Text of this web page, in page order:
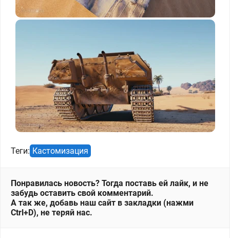
Теги: Кастомизация
Понравилась новость? Тогда поставь ей лайк, и не
забудь оставить свой комментарий.
А так же, добавь наш сайт в закладки (нажми
Ctrl+D), не теряй нас.